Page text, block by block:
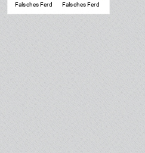
Falsches Ferd Falsches Ferd